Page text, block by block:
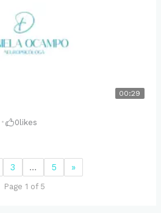
00:29
• 0likes
3 … 5 »
Page 1 of 5